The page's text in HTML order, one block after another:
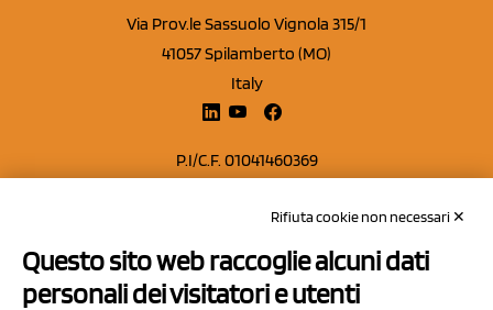
Via Prov.le Sassuolo Vignola 315/1
41057 Spilamberto (MO)
Italy
P.I/C.F. 01041460369
Capitale sociale Euro 50.000,00 i.v.
Contatti
Rifiuta cookie non necessari ✕
Questo sito web raccoglie alcuni dati
personali dei visitatori e utenti